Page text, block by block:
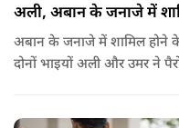
अली, अबान के जनाजे में
अबान के जनाजे में शामिल
दोनों भाइयों अली और उमर ने